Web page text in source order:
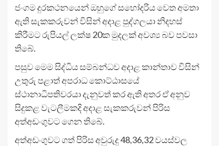
ජංගම දුරකථනයෙන් ඔහුගේ සහෝදරිය වෙත අමතා
ඇති සැකකරුවන් විසින් අදාළ පුද්ගලයා නිදහස්
කිරීමට රුපියල් ලක්ෂ 20ක මුදලක් අවශ්‍ය බව පවසා
තිබේ.
පසුව මෙම සිද්ධිය සම්බන්ධව අදාළ කාන්තාව විසින්
උතුරු පළාත් අපරාධ කොට්ඨාසයේ
ස්ථානාධිපතිවරයා දැනුවත් කර ඇති අතර ඒ අනුව
සිදුකළ වැටලීමකදි අදාළ සැකකරුවන් පිරිස
අත්අඩංගුවට ගෙන තිබේ.
අත්අඩංගුවට ගත් පිරිස අවුරුදු 48,36,32 වයස්වල